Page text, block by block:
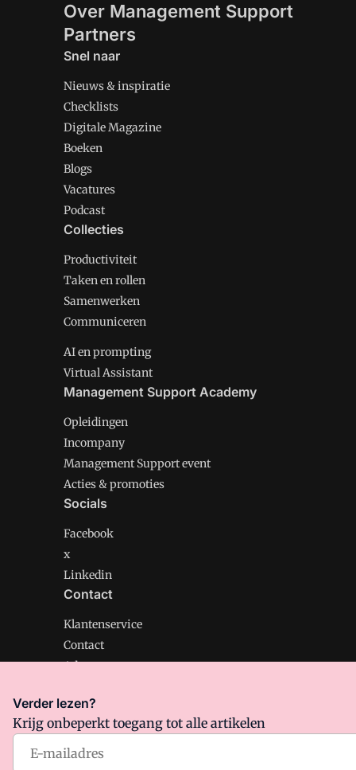
Over Management Support
Partners
Snel naar
Nieuws & inspiratie
Checklists
Digitale Magazine
Boeken
Blogs
Vacatures
Podcast
Collecties
Productiviteit
Taken en rollen
Samenwerken
Communiceren
AI en prompting
Virtual Assistant
Management Support Academy
Opleidingen
Incompany
Management Support event
Acties & promoties
Socials
Facebook
x
Linkedin
Contact
Klantenservice
Contact
Adverteren
Management Support is onderdeel van VMN media.
Algemene Voorwaarden
Verder lezen?
Krijg onbeperkt toegang tot alle artikelen